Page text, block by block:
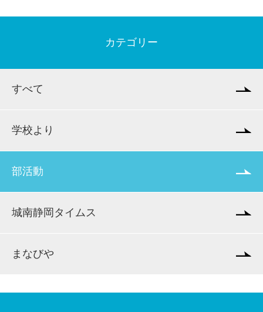
カテゴリー
すべて
学校より
部活動
城南静岡タイムス
まなびや